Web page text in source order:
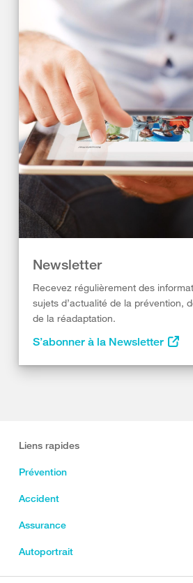
Newsletter
Recevez régulièrement des
sujets d’actualité de la prévention,
de la réadaptation.
S’abonner à la Newsletter
Liens rapides
Prévention
Accident
Assurance
Autoportrait